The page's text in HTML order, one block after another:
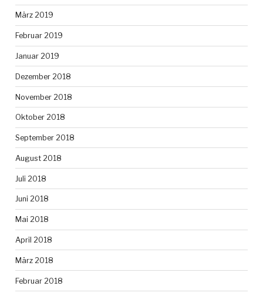
März 2019
Februar 2019
Januar 2019
Dezember 2018
November 2018
Oktober 2018
September 2018
August 2018
Juli 2018
Juni 2018
Mai 2018
April 2018
März 2018
Februar 2018